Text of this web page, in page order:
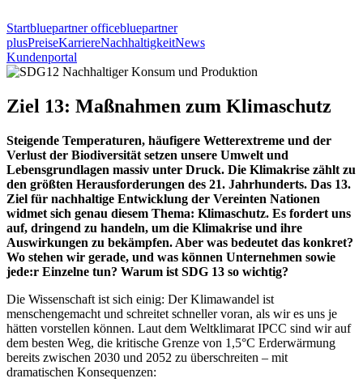
Startbluepartner officebluepartner
plusPreiseKarriereNachhaltigkeitNews
Kundenportal
Ziel 13: Maßnahmen zum Klimaschutz
Steigende Temperaturen, häufigere Wetterextreme und der
Verlust der Biodiversität setzen unsere Umwelt und
Lebensgrundlagen massiv unter Druck. Die Klimakrise zählt zu
den größten Herausforderungen des 21. Jahrhunderts. Das 13.
Ziel für nachhaltige Entwicklung der Vereinten Nationen
widmet sich genau diesem Thema: Klimaschutz. Es fordert uns
auf, dringend zu handeln, um die Klimakrise und ihre
Auswirkungen zu bekämpfen. Aber was bedeutet das konkret?
Wo stehen wir gerade, und was können Unternehmen sowie
jede:r Einzelne tun? Warum ist SDG 13 so wichtig?
Die Wissenschaft ist sich einig: Der Klimawandel ist
menschengemacht und schreitet schneller voran, als wir es uns je
hätten vorstellen können. Laut dem Weltklimarat IPCC sind wir auf
dem besten Weg, die kritische Grenze von 1,5°C Erderwärmung
bereits zwischen 2030 und 2052 zu überschreiten – mit
dramatischen Konsequenzen: